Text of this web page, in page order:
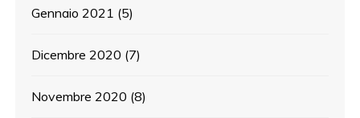
Gennaio 2021 (5)
Dicembre 2020 (7)
Novembre 2020 (8)